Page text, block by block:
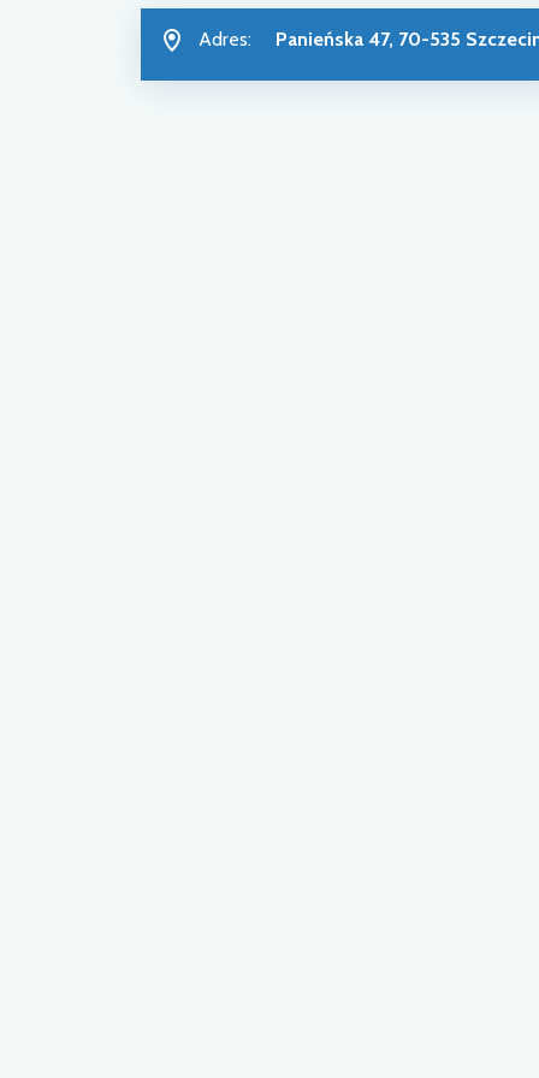
Adres: Panieńska 47, 70-535